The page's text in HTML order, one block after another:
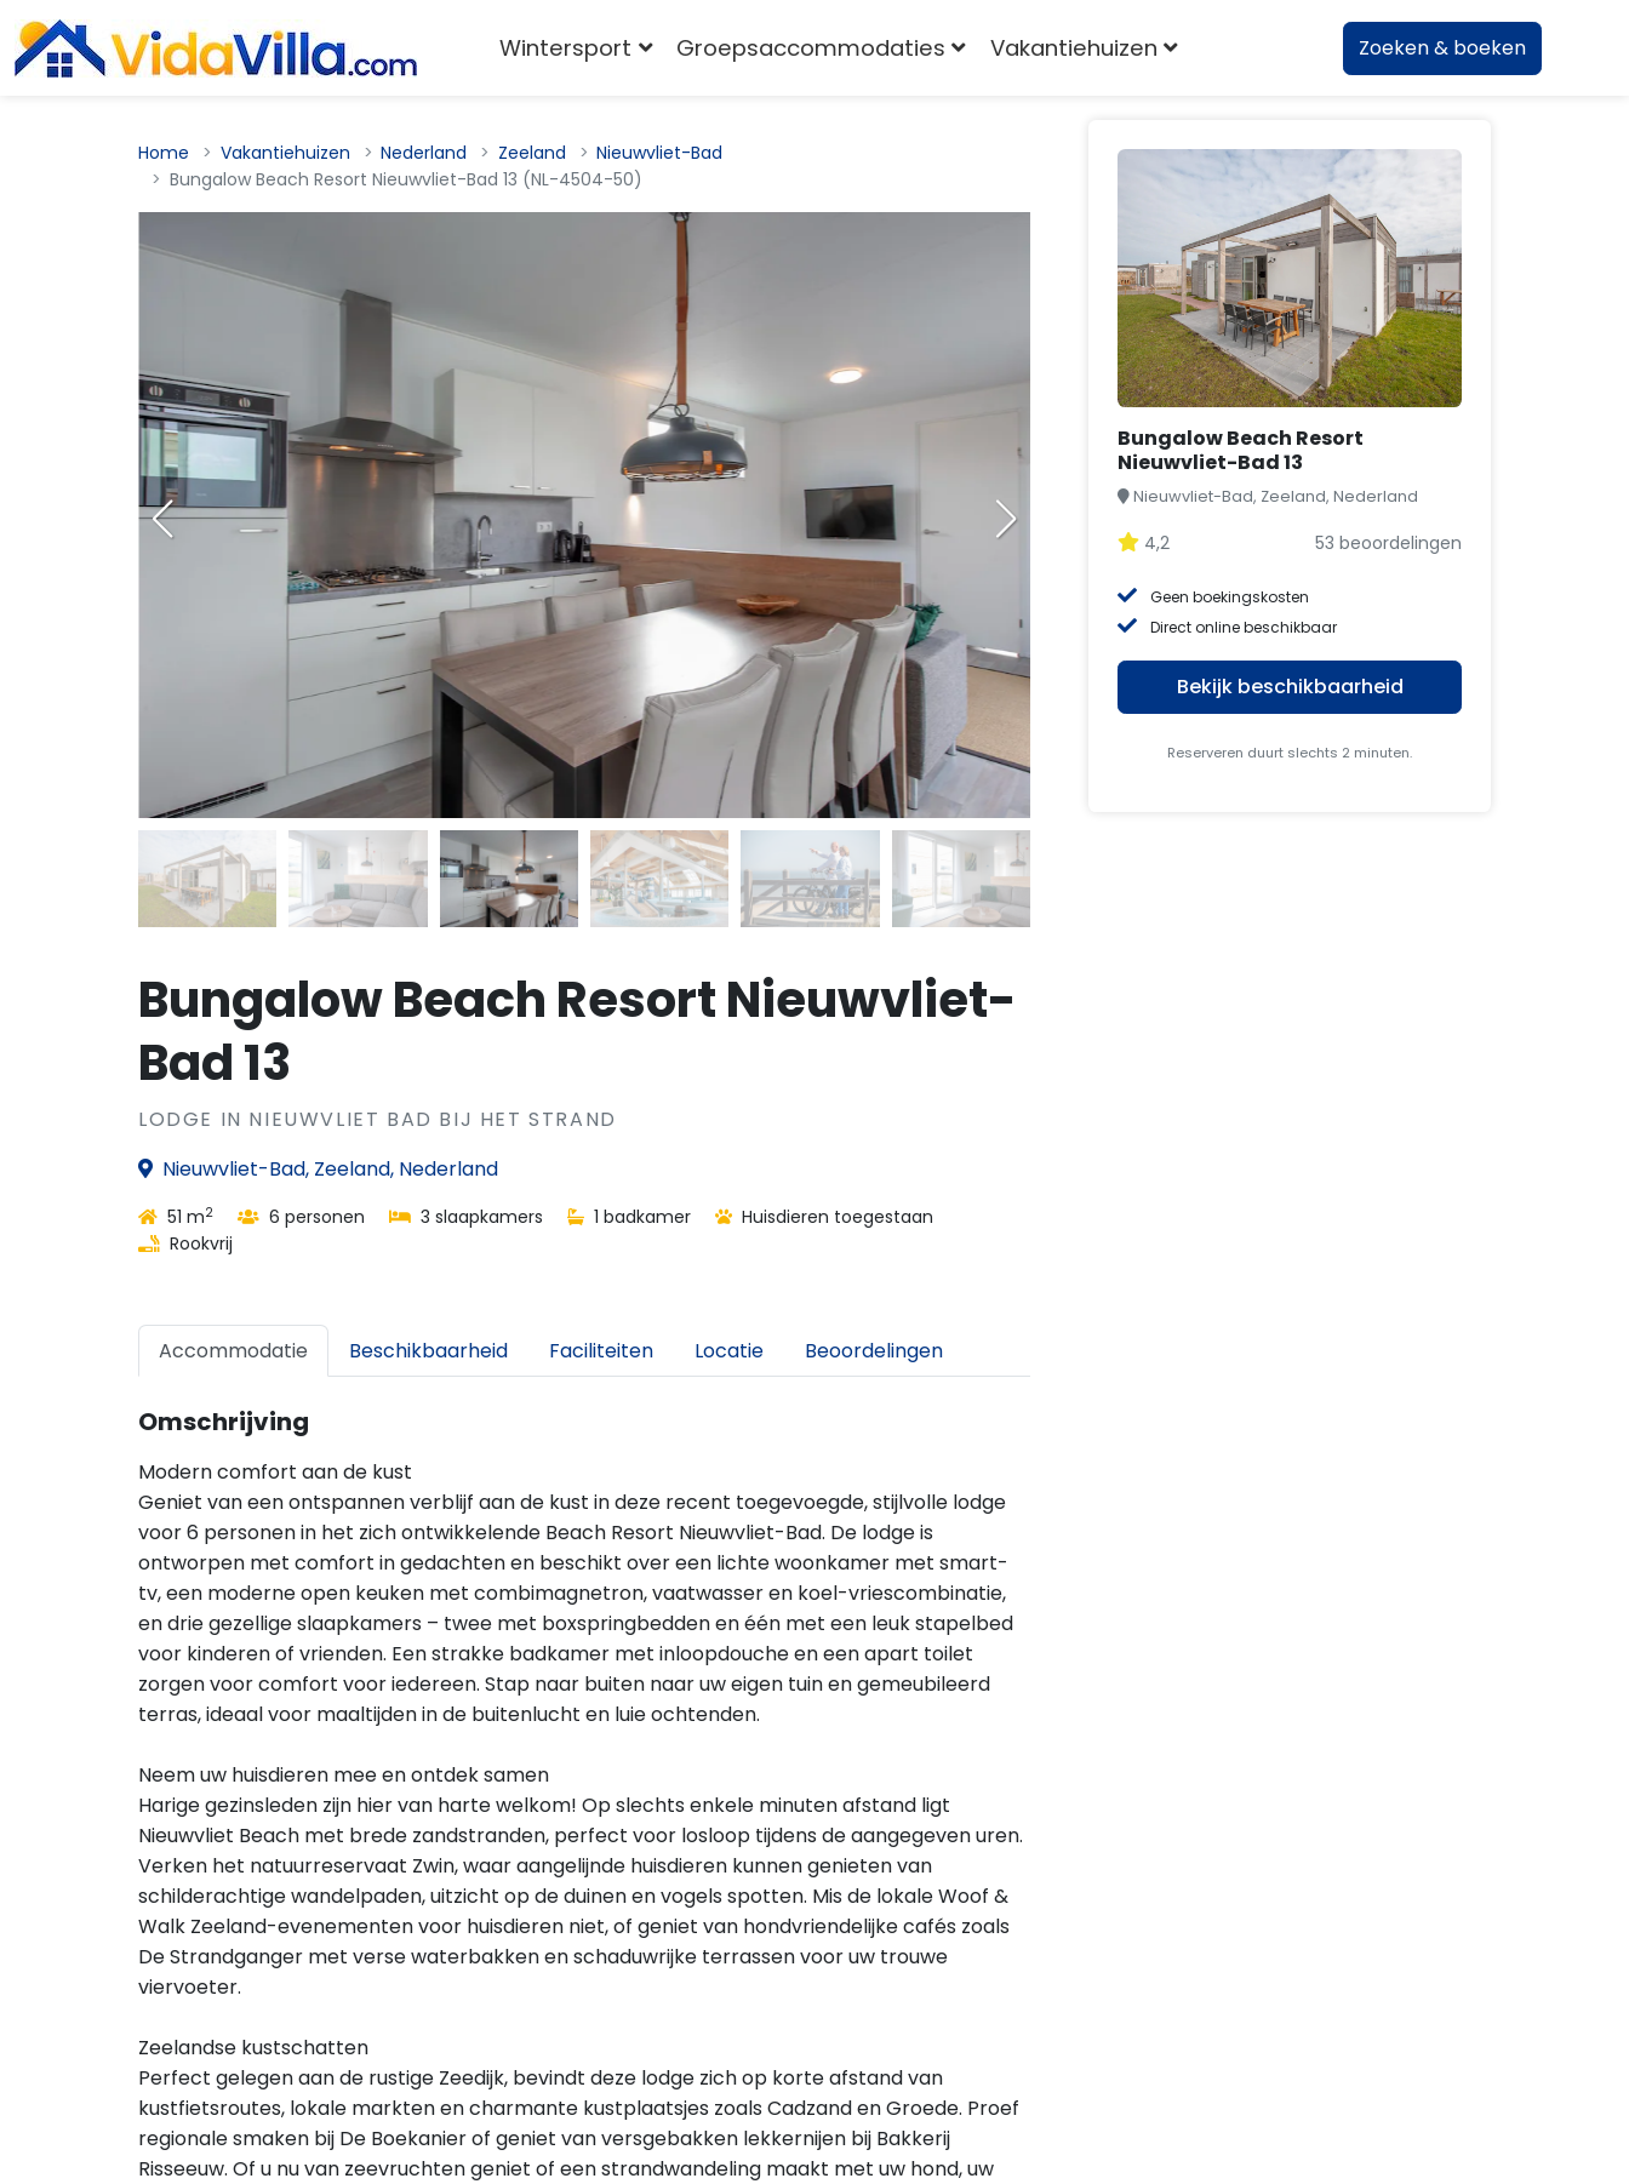
Home Vakantiehuizen Nederland Zeeland
Nieuwvliet-Bad
Bungalow Beach Resort Nieuwvliet-Bad 13 (NL-4504-50)
Bungalow Beach Resort Nieuwvliet-
Bad 13
LODGE IN NIEUWVLIET BAD BIJ HET STRAND
Nieuwvliet-Bad, Zeeland, Nederland
51 m2 6 personen 3 slaapkamers 1 badkamer
Huisdieren toegestaan
Rookvrij
Accommodatie Beschikbaarheid Faciliteiten Locatie Beoordelingen
Omschrijving
Modern comfort aan de kust
Geniet van een ontspannen verblijf aan de kust in deze recent toegevoegde, stijlvolle lodge
voor 6 personen in het zich ontwikkelende Beach Resort Nieuwvliet-Bad. De lodge is
ontworpen met comfort in gedachten en beschikt over een lichte woonkamer met smart-
tv, een moderne open keuken met combimagnetron, vaatwasser en koel-vriescombinatie,
en drie gezellige slaapkamers – twee met boxspringbedden en één met een leuk stapelbed
voor kinderen of vrienden. Een strakke badkamer met inloopdouche en een apart toilet
zorgen voor comfort voor iedereen. Stap naar buiten naar uw eigen tuin en gemeubileerd
terras, ideaal voor maaltijden in de buitenlucht en luie ochtenden.
Neem uw huisdieren mee en ontdek samen
Harige gezinsleden zijn hier van harte welkom! Op slechts enkele minuten afstand ligt
Nieuwvliet Beach met brede zandstranden, perfect voor losloop tijdens de aangegeven uren.
Verken het natuurreservaat Zwin, waar aangelijnde huisdieren kunnen genieten van
schilderachtige wandelpaden, uitzicht op de duinen en vogels spotten. Mis de lokale Woof &
Walk Zeeland-evenementen voor huisdieren niet, of geniet van hondvriendelijke cafés zoals
De Strandganger met verse waterbakken en schaduwrijke terrassen voor uw trouwe
viervoeter.
Zeelandse kustschatten
Perfect gelegen aan de rustige Zeedijk, bevindt deze lodge zich op korte afstand van
kustfietsroutes, lokale markten en charmante kustplaatsjes zoals Cadzand en Groede. Proef
regionale smaken bij De Boekanier of geniet van versgebakken lekkernijen bij Bakkerij
Risseeuw. Of u nu van zeevruchten geniet of een strandwandeling maakt met uw hond, uw
Bungalow Beach Resort
Nieuwvliet-Bad 13
Nieuwvliet-Bad, Zeeland, Nederland
4,2 53 beoordelingen
Geen boekingskosten
Direct online beschikbaar
Bekijk beschikbaarheid
Reserveren duurt slechts 2 minuten.
Wintersport Groepsaccommodaties Vakantiehuizen Zoeken & boeken